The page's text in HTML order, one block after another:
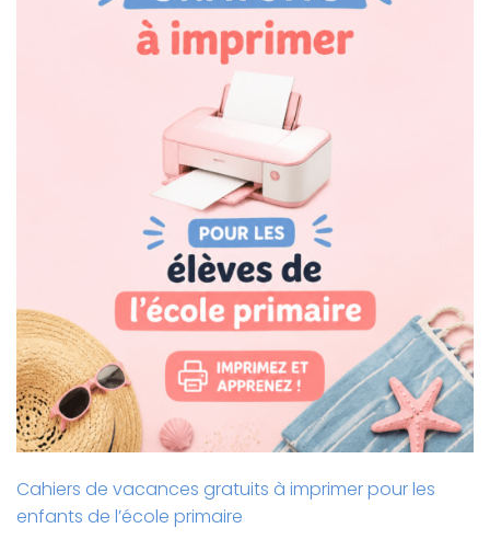
Cahiers de vacances gratuits à imprimer pour les
enfants de l’école primaire